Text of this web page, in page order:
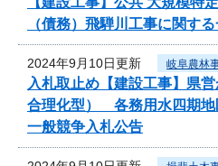
（債務）飛騨川工事に関す
2024年9月10日更新 岐阜農林
入札取止め【建設工事】県
合理化型） 各務用水四期
一般競争入札公告